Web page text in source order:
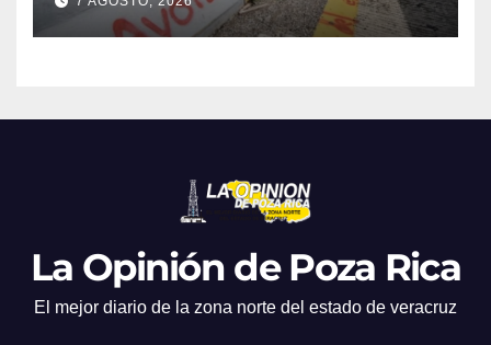
La Opinión de Poza Rica
El mejor diario de la zona norte del estado de veracruz